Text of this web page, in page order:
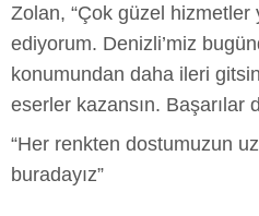
Zolan, “Çok güzel hizmetler
ediyorum. Denizli’miz
konumundan daha ileri
eserler kazansın. Başarılar
“Her renkten dostumuzun
buradayız”